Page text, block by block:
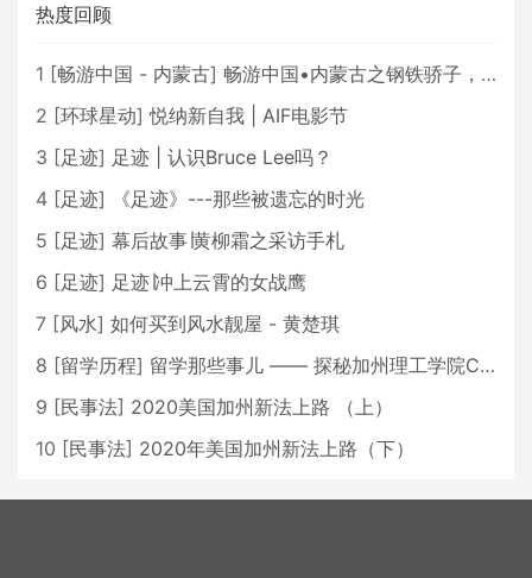
热度回顾
1 [畅游中国 - 内蒙古] 畅游中国•内蒙古之钢铁骄子，魅力包头
2 [环球星动] 悦纳新自我 | AIF电影节
3 [足迹] 足迹 | 认识Bruce Lee吗？
4 [足迹]
《足迹》---那些被遗忘的时光
5 [足迹] 幕后故事∣黄柳霜之采访手札
6 [足迹] 足迹∣冲上云霄的女战鹰
7 [风水] 如何买到风水靓屋 - 黄楚琪
8 [留学历程] 留学那些事儿 —— 探秘加州理工学院Caltech博士生活 [上集]
9 [民事法] 2020美国加州新法上路 （上）
10 [民事法] 2020年美国加州新法上路（下）